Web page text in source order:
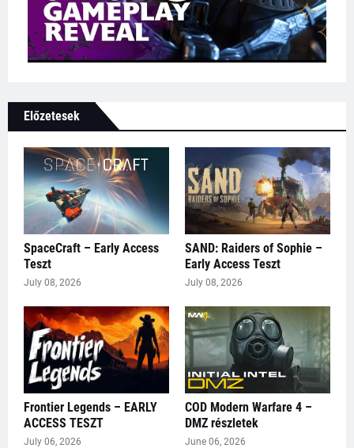
Előzetesek
SpaceCraft – Early Access
Teszt
July 08, 2026
SAND: Raiders of Sophie –
Early Access Teszt
July 08, 2026
Frontier Legends – EARLY
ACCESS TESZT
July 06, 2026
COD Modern Warfare 4 –
DMZ részletek
June 06, 2026